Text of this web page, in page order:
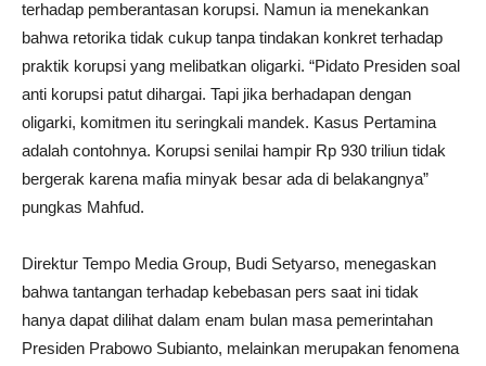
terhadap pemberantasan korupsi. Namun ia menekankan
bahwa retorika tidak cukup tanpa tindakan konkret terhadap
praktik korupsi yang melibatkan oligarki. “Pidato Presiden soal
anti korupsi patut dihargai. Tapi jika berhadapan dengan
oligarki, komitmen itu seringkali mandek. Kasus Pertamina
adalah contohnya. Korupsi senilai hampir Rp 930 triliun tidak
bergerak karena mafia minyak besar ada di belakangnya”
pungkas Mahfud.
Direktur Tempo Media Group, Budi Setyarso, menegaskan
bahwa tantangan terhadap kebebasan pers saat ini tidak
hanya dapat dilihat dalam enam bulan masa pemerintahan
Presiden Prabowo Subianto, melainkan merupakan fenomena